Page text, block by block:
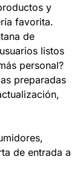
y
favorita.
de
listos
personal?
preparadas
de entrada a